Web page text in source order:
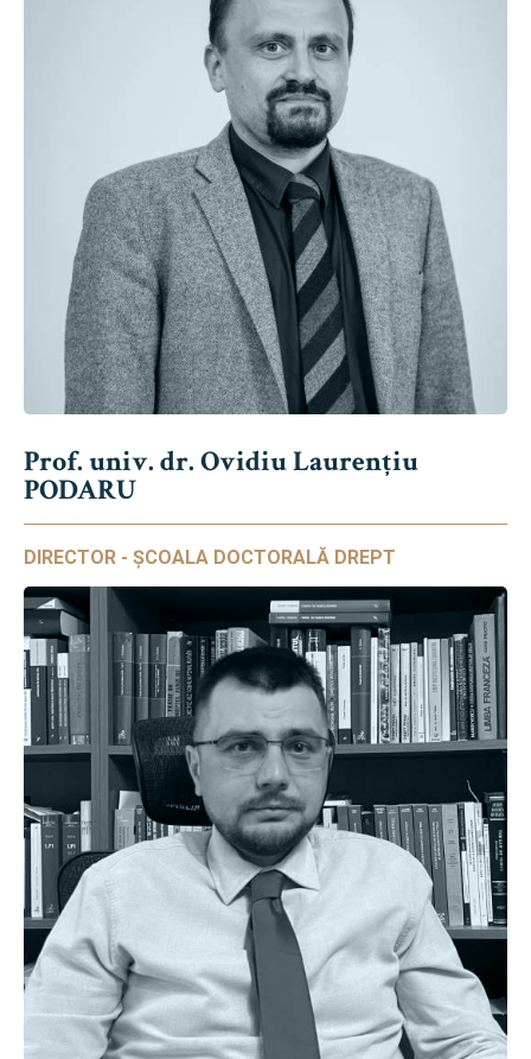
Prof. univ. dr. Ovidiu Laurențiu
PODARU
DIRECTOR - ȘCOALA DOCTORALĂ DREPT